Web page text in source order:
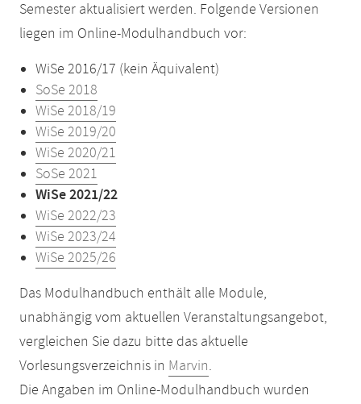
Semester aktualisiert werden. Folgende Versionen
liegen im Online-Modulhandbuch vor:
WiSe 2016/17 (kein Äquivalent)
SoSe 2018
WiSe 2018/19
WiSe 2019/20
WiSe 2020/21
SoSe 2021
WiSe 2021/22
WiSe 2022/23
WiSe 2023/24
WiSe 2025/26
Das Modulhandbuch enthält alle Module,
unabhängig vom aktuellen Veranstaltungsangebot,
vergleichen Sie dazu bitte das aktuelle
Vorlesungsverzeichnis in Marvin.
Die Angaben im Online-Modulhandbuch wurden